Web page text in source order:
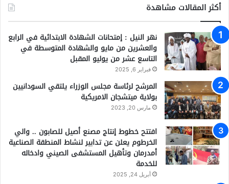
أكثر المقالات مشاهدة
نهر النيل : إمتحانات الشهادة الابتدائية في الرابع
والعشرين من مايو والشهادة المتوسطة في
التاسع عشر من يوليو المقبل
فبراير 6, 2025
المرشح لرئاسة مجلس الوزراء يلتقي السودانيين
بولاية ميتشجان الامريكية
مارس 20, 2023
افتتح خطوط إنتاج مصنع أصيل للصابون .. والي
الخرطوم يعلن عن تدابير لنشاط المنطقة الصناعية
أمدرمان وتأهيل المستشفى الصيني وادخاله
للخدمة
أبريل 24, 2025